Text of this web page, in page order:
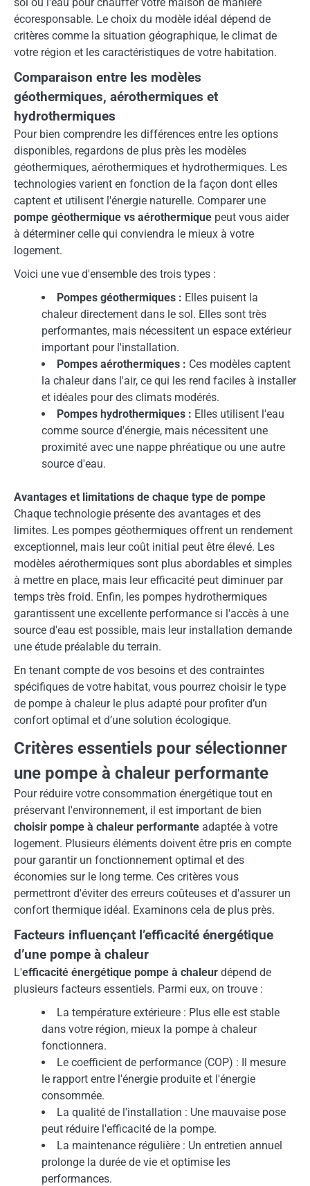
écoresponsable. Le choix du modèle idéal dépend de
critères comme la situation géographique, le climat de
votre région et les caractéristiques de votre habitation.
Comparaison entre les modèles
géothermiques, aérothermiques et
hydrothermiques
Pour bien comprendre les différences entre les options
disponibles, regardons de plus près les modèles
géothermiques, aérothermiques et hydrothermiques. Les
technologies varient en fonction de la façon dont elles
captent et utilisent l'énergie naturelle. Comparer une
pompe géothermique vs aérothermique peut vous aider
à déterminer celle qui conviendra le mieux à votre
logement.
Voici une vue d'ensemble des trois types :
Pompes géothermiques : Elles puisent la
chaleur directement dans le sol. Elles sont très
performantes, mais nécessitent un espace extérieur
important pour l'installation.
Pompes aérothermiques : Ces modèles captent
la chaleur dans l'air, ce qui les rend faciles à installer
et idéales pour des climats modérés.
Pompes hydrothermiques : Elles utilisent l'eau
comme source d'énergie, mais nécessitent une
proximité avec une nappe phréatique ou une autre
source d'eau.
Avantages et limitations de chaque type de pompe
Chaque technologie présente des avantages et des
limites. Les pompes géothermiques offrent un rendement
exceptionnel, mais leur coût initial peut être élevé. Les
modèles aérothermiques sont plus abordables et simples
à mettre en place, mais leur efficacité peut diminuer par
temps très froid. Enfin, les pompes hydrothermiques
garantissent une excellente performance si l'accès à une
source d'eau est possible, mais leur installation demande
une étude préalable du terrain.
En tenant compte de vos besoins et des contraintes
spécifiques de votre habitat, vous pourrez choisir le type
de pompe à chaleur le plus adapté pour profiter d’un
confort optimal et d’une solution écologique.
Critères essentiels pour sélectionner
une pompe à chaleur performante
Pour réduire votre consommation énergétique tout en
préservant l'environnement, il est important de bien
choisir pompe à chaleur performante adaptée à votre
logement. Plusieurs éléments doivent être pris en compte
pour garantir un fonctionnement optimal et des
économies sur le long terme. Ces critères vous
permettront d'éviter des erreurs coûteuses et d'assurer un
confort thermique idéal. Examinons cela de plus près.
Facteurs influençant l’efficacité énergétique
d’une pompe à chaleur
L'efficacité énergétique pompe à chaleur dépend de
plusieurs facteurs essentiels. Parmi eux, on trouve :
La température extérieure : Plus elle est stable
dans votre région, mieux la pompe à chaleur
fonctionnera.
Le coefficient de performance (COP) : Il mesure
le rapport entre l'énergie produite et l'énergie
consommée.
La qualité de l'installation : Une mauvaise pose
peut réduire l'efficacité de la pompe.
La maintenance régulière : Un entretien annuel
prolonge la durée de vie et optimise les
performances.